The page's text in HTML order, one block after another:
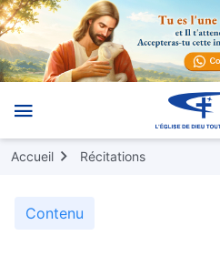
Accueil Récitations
Contenu